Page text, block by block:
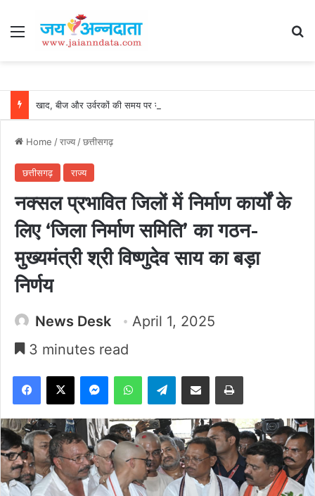
Menu
Home /राज्य/छत्तीसगढ़
छत्तीसगढ़ राज्य
नक्सल प्रभावित जिलों में निर्माण कार्यों के
लिए ‘जिला निर्माण समिति’ का गठन-
मुख्यमंत्री श्री विष्णुदेव साय का बड़ा
निर्णय
News Desk
April 1, 2025
3 minutes read
Facebook
X MessengerWhatsAppTelegramShare via Email Print